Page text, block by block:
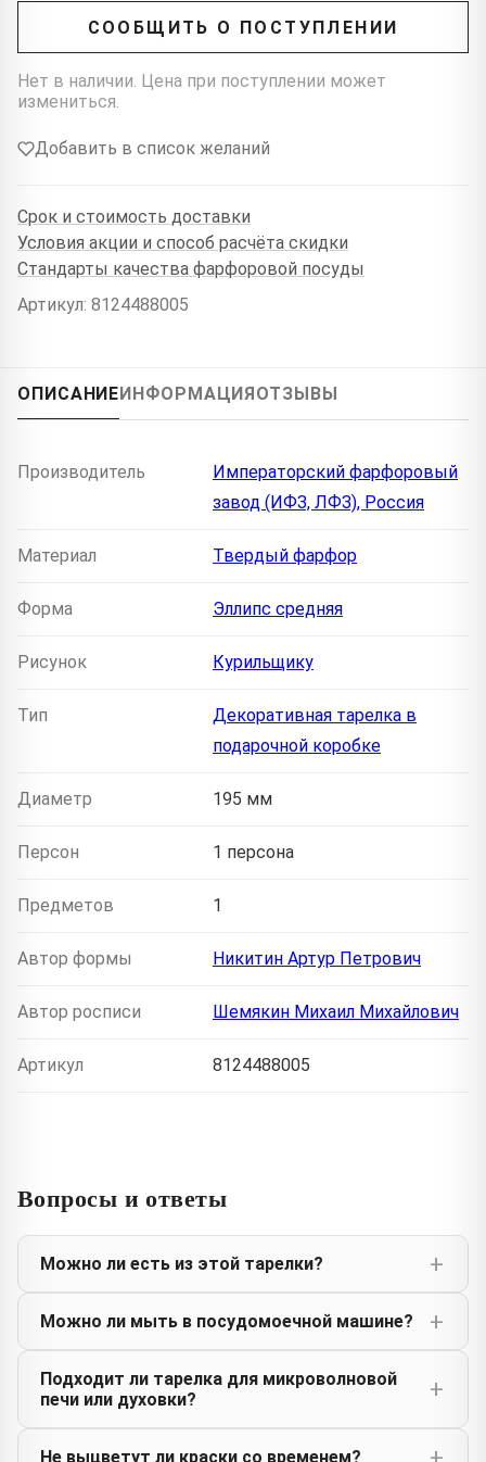
СООБЩИТЬ О ПОСТУПЛЕНИИ
Нет в наличии. Цена при поступлении может
измениться.
Добавить в список желаний
Срок и стоимость доставки
Условия акции и способ расчёта скидки
Стандарты качества фарфоровой посуды
Артикул: 8124488005
ОПИСАНИЕ ИНФОРМАЦИЯ ОТЗЫВЫ
Производитель
Императорский фарфоровый
завод (ИФЗ, ЛФЗ), Россия
Материал Твердый фарфор
Форма Эллипс средняя
Рисунок Курильщику
Тип
Декоративная тарелка в
подарочной коробке
Диаметр 195 мм
Персон 1 персона
Предметов 1
Автор формы Никитин Артур Петрович
Автор росписи Шемякин Михаил Михайлович
Артикул 8124488005
Вопросы и ответы
Можно ли есть из этой тарелки?
Можно ли мыть в посудомоечной машине?
Подходит ли тарелка для микроволновой
печи или духовки?
Не выцветут ли краски со временем?